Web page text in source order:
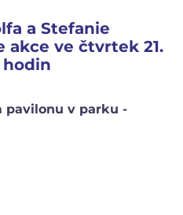
a Stefanie
akce ve čtvrtek 21.
hodin
pavilonu v parku -